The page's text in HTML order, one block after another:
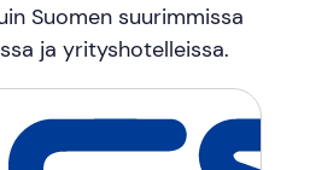
Suomen suurimmissa
ja yrityshotelleissa.